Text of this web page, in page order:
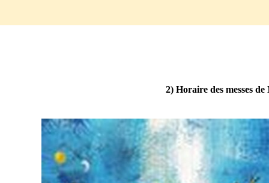
2) Horaire des messes